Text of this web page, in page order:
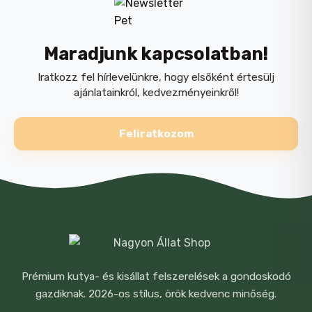
Ízületvédelem: Glükózamin, kondroitin-
szulfát, hidrolizált kollagén és MSM –
mozgásszervi rendszer általános
és a rossz lehelet kialakulását
Összetevők: dehidratált bárányhús
E-MAIL
Maradjunk kapcsolatban!
Iratkozz fel hírlevelünkre, hogy elsőként értesülj
ajánlatainkról, kedvezményeinkről!
Feliratkozom
Prémium kutya- és kisállat felszerelések a gondoskodó
gazdiknak. 2026-os stílus, örök kedvenc minőség.